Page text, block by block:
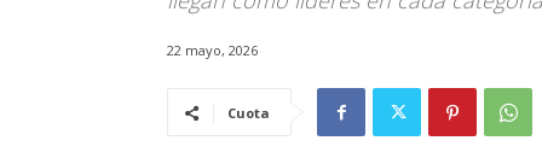
22 mayo, 2026
Cuota